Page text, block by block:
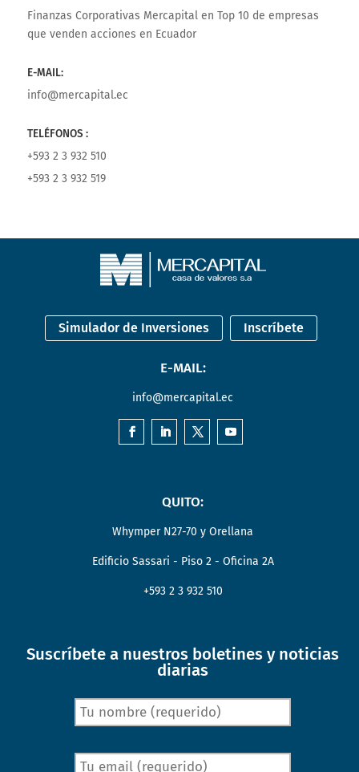
Finanzas Corporativas Mercapitalen Top 10 de empresas
que venden acciones en Ecuador
E-MAIL:
info@mercapital.ec
TELÉFONOS :
+593 2 3 932 510
+593 2 3 932 519
Simulador de Inversiones Inscríbete
E-MAIL:
info@mercapital.ec
QUITO:
Whymper N27-70 y Orellana
Edificio Sassari - Piso 2 - Oficina 2A
+593 2 3 932 510
Suscríbete a nuestros boletines y noticias
diarias